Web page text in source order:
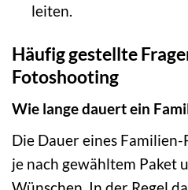
leiten.
Häufig gestellte
Fotoshooting
Wie lange dauert ein
Die Dauer eines
je nach gewähltem Paket